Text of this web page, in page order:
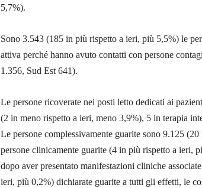
5,7%).
Sono 3.543 (185 in più rispetto a ieri, più 5,5%) le
attiva perché hanno avuto contatti con persone
1.356, Sud Est 641).
Le persone ricoverate nei posti letto dedicati ai
(2 in meno rispetto a ieri, meno 3,9%), 5 in terapia
Le persone complessivamente guarite sono 9.125
persone clinicamente guarite (4 in più rispetto a ieri,
dopo aver presentato manifestazioni cliniche
ieri, più 0,2%) dichiarate guarite a tutti gli effetti, le